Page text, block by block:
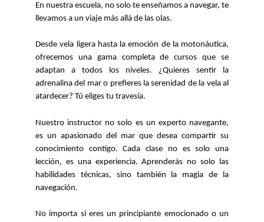
En nuestra escuela, no solo te enseñamos a navegar, te
llevamos a un viaje más allá de las olas.
Desde vela ligera hasta la emoción de la motonáutica,
ofrecemos una gama completa de cursos que se
adaptan a todos los niveles. ¿Quieres sentir la
adrenalina del mar o prefieres la serenidad de la vela al
atardecer? Tú eliges tu travesía.
Nuestro instructor no solo es un experto navegante,
es un apasionado del mar que desea compartir su
conocimiento contigo. Cada clase no es solo una
lección, es una experiencia. Aprenderás no solo las
habilidades técnicas, sino también la magia de la
navegación.
No importa si eres un principiante emocionado o un